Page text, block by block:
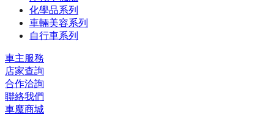
化學品系列
車輛美容系列
自行車系列
車主服務
店家查詢
合作洽詢
聯絡我們
車魔商城